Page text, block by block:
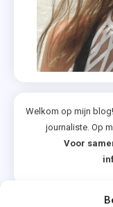
Welkom op mijn
journaliste. Op
Voor